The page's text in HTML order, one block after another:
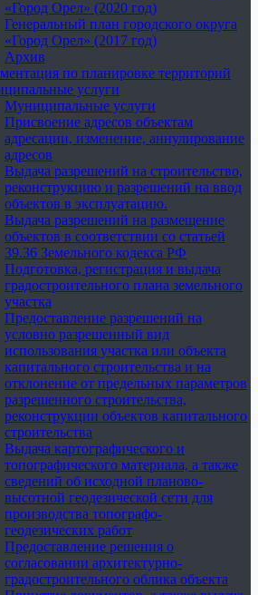
«Город Орел» (2020 год)
Генеральный план городского округа
«Город Орел» (2017 год)
Архив
по планировке территорий
услуги
Муниципальные услуги
Присвоение адресов объектам
адресации, изменение, аннулирование
адресов
Выдача разрешений на строительство,
реконструкцию и разрешений на ввод
объектов в эксплуатацию.
Выдача разрешений на размещение
объектов в соответствии со статьей
39.36 Земельного кодекса РФ
Подготовка, регистрация и выдача
градостроительного плана земельного
участка
Предоставление разрешений на
условно разрешенный вид
использования участка или объекта
капитального строительства и на
отклонение от предельных параметров
разрешенного строительства,
реконструкции объектов капитального
строительства
Выдача картографического и
топографического материала, а также
сведений об исходной планово-
высотной геодезической сети для
производства топографо-
геодезических работ
Предоставление решения о
согласовании архитектурно-
градостроительного облика объекта